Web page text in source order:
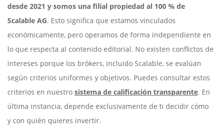
desde 2021 y somos una filial propiedad al 100 % de
Scalable AG. Esto significa que estamos vinculados
económicamente, pero operamos de forma independiente en
lo que respecta al contenido editorial. No existen conflictos de
intereses porque los brókers, incluido Scalable, se evalúan
según criterios uniformes y objetivos. Puedes consultar estos
criterios en nuestro sistema de calificación transparente. En
última instancia, depende exclusivamente de ti decidir cómo
y con quién quieres invertir.